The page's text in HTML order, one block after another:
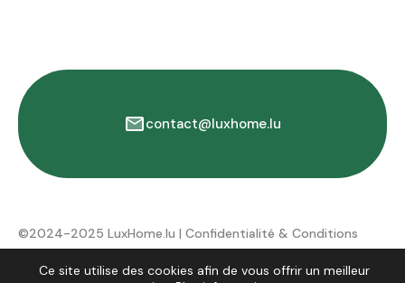
contact@luxhome.lu
©2024-2025 LuxHome.lu | Confidentialité & Conditions
d'utilisation
Ce site utilise des cookies afin de vous offrir un meilleur